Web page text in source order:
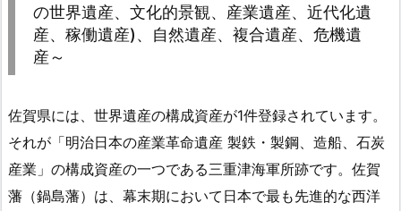
の世界遺産、文化的景観、産業遺産、近代化遺
産、稼働遺産)、自然遺産、複合遺産、危機遺
産～
佐賀県には、世界遺産の構成資産が1件登録されています。
それが「明治日本の産業革命遺産 製鉄・製鋼、造船、石炭
産業」の構成資産の一つである三重津海軍所跡です。佐賀
藩（鍋島藩）は、幕末期において日本で最も先進的な西洋